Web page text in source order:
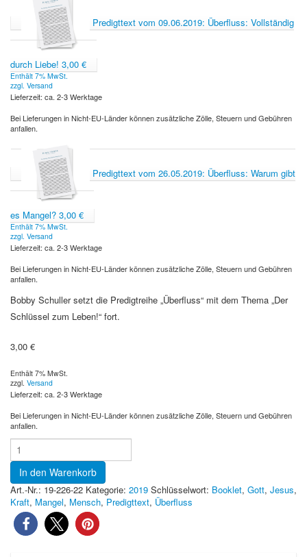
Predigttext vom 09.06.2019: Überfluss: Vollständig
durch Liebe! 3,00 €
Enthält 7% MwSt.
zzgl. Versand
Lieferzeit: ca. 2-3 Werktage
Bei Lieferungen in Nicht-EU-Länder können zusätzliche Zölle, Steuern und Gebühren
anfallen.
Predigttext vom 26.05.2019: Überfluss: Warum gibt
es Mangel? 3,00 €
Enthält 7% MwSt.
zzgl. Versand
Lieferzeit: ca. 2-3 Werktage
Bei Lieferungen in Nicht-EU-Länder können zusätzliche Zölle, Steuern und Gebühren
anfallen.
Bobby Schuller setzt die Predigtreihe „Überfluss“ mit dem Thema „Der
Schlüssel zum Leben!“ fort.
3,00 €
Enthält 7% MwSt.
zzgl. Versand
Lieferzeit: ca. 2-3 Werktage
Bei Lieferungen in Nicht-EU-Länder können zusätzliche Zölle, Steuern und Gebühren
anfallen.
In den Warenkorb
Art.-Nr.: 19-226-22 Kategorie: 2019 Schlüsselwort: Booklet, Gott, Jesus,
Kraft, Mangel, Mensch, Predigttext, Überfluss